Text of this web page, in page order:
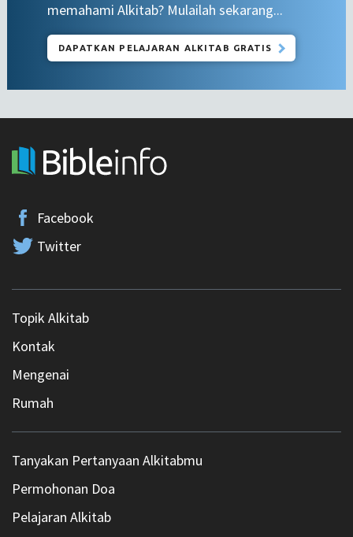
memahami Alkitab? Mulailah sekarang...
DAPATKAN PELAJARAN ALKITAB GRATIS
Facebook
Twitter
Topik Alkitab
Kontak
Mengenai
Rumah
Tanyakan Pertanyaan Alkitabmu
Permohonan Doa
Pelajaran Alkitab